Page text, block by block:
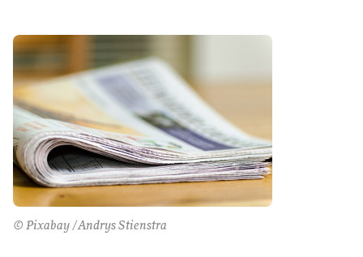
© Pixabay /Andrys Stienstra